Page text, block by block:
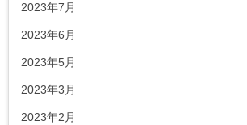
2023年7月
2023年6月
2023年5月
2023年3月
2023年2月